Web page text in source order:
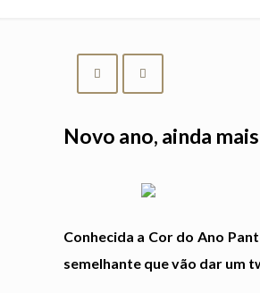
Novo ano, ainda
Conhecida a Cor do Ano
semelhante que vão dar um